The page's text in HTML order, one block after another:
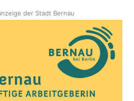
der Stadt Bernau